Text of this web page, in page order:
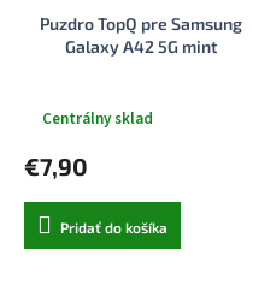
Puzdro TopQ pre Samsung
Galaxy A42 5G mint
Centrálny sklad
€7,90
Pridať do košíka